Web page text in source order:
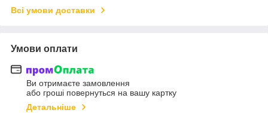
Всі умови доставки
Умови оплати
Ви отримаєте замовлення
або гроші повернуться на вашу картку
Детальніше